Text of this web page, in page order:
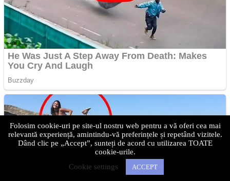
Folosim cookie-uri pe site-ul nostru web pentru a vă oferi cea mai
relevantă experiență, amintindu-vă preferințele și repetând vizitele.
Dând clic pe „Accept”, sunteți de acord cu utilizarea TOATE
cookie-urile.
Cookie settings
ACCEPT